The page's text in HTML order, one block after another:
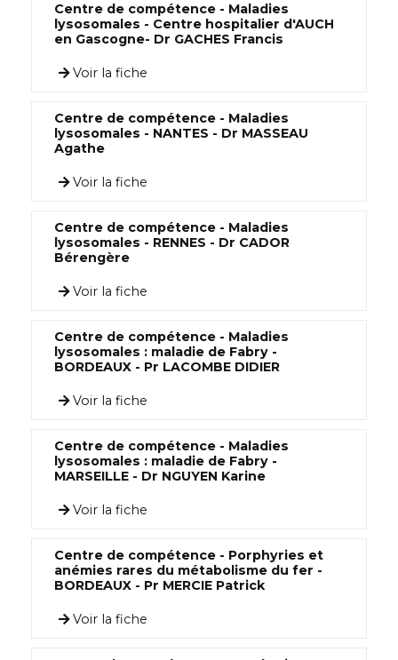
Centre de compétence - Maladies
lysosomales - Centre hospitalier d'AUCH
en Gascogne- Dr GACHES Francis
Voir la fiche
Centre de compétence - Maladies
lysosomales - NANTES - Dr MASSEAU
Agathe
Voir la fiche
Centre de compétence - Maladies
lysosomales - RENNES - Dr CADOR
Bérengère
Voir la fiche
Centre de compétence - Maladies
lysosomales : maladie de Fabry -
BORDEAUX - Pr LACOMBE DIDIER
Voir la fiche
Centre de compétence - Maladies
lysosomales : maladie de Fabry -
MARSEILLE - Dr NGUYEN Karine
Voir la fiche
Centre de compétence - Porphyries et
anémies rares du métabolisme du fer -
BORDEAUX - Pr MERCIE Patrick
Voir la fiche